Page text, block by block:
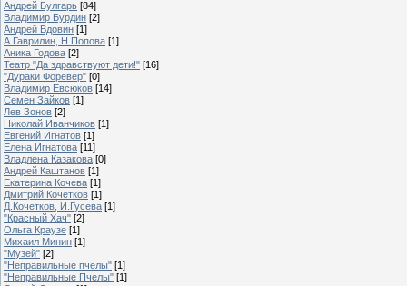
Андрей Булгарь [84]
Владимир Бурдин [2]
Андрей Вдовин [1]
А.Гаврилин, Н.Попова [1]
Аника Годова [2]
Театр "Да здравствуют дети!" [16]
"Дураки Форевер" [0]
Владимир Евсюков [14]
Семен Зайков [1]
Лев Зонов [2]
Николай Иванчиков [1]
Евгений Игнатов [1]
Елена Игнатова [11]
Владлена Казакова [0]
Андрей Каштанов [1]
Екатерина Кочева [1]
Дмитрий Кочетков [1]
Д.Кочетков, И.Гусева [1]
"Красный Хач" [2]
Ольга Краузе [1]
Михаил Минин [1]
"Музей" [2]
"Неправильные пчелы" [1]
"Неправильные Пчелы" [1]